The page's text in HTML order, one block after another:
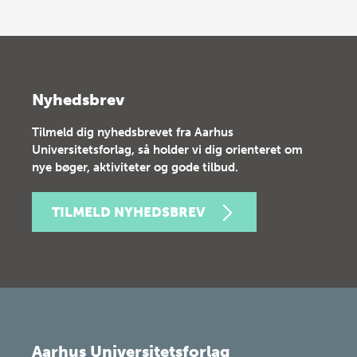
Nyhedsbrev
Tilmeld dig nyhedsbrevet fra Aarhus
Universitetsforlag, så holder vi dig orienteret om
nye bøger, aktiviteter og gode tilbud.
TILMELD NYHEDSBREV
Aarhus Universitetsforlag